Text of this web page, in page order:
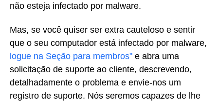
não esteja infectado por malware.
Mas, se você quiser ser extra cauteloso e sentir
que o seu computador está infectado por malware,
logue na Seção para membros" e abra uma
solicitação de suporte ao cliente, descrevendo,
detalhadamente o problema e envie-nos um
registro de suporte. Nós seremos capazes de lhe